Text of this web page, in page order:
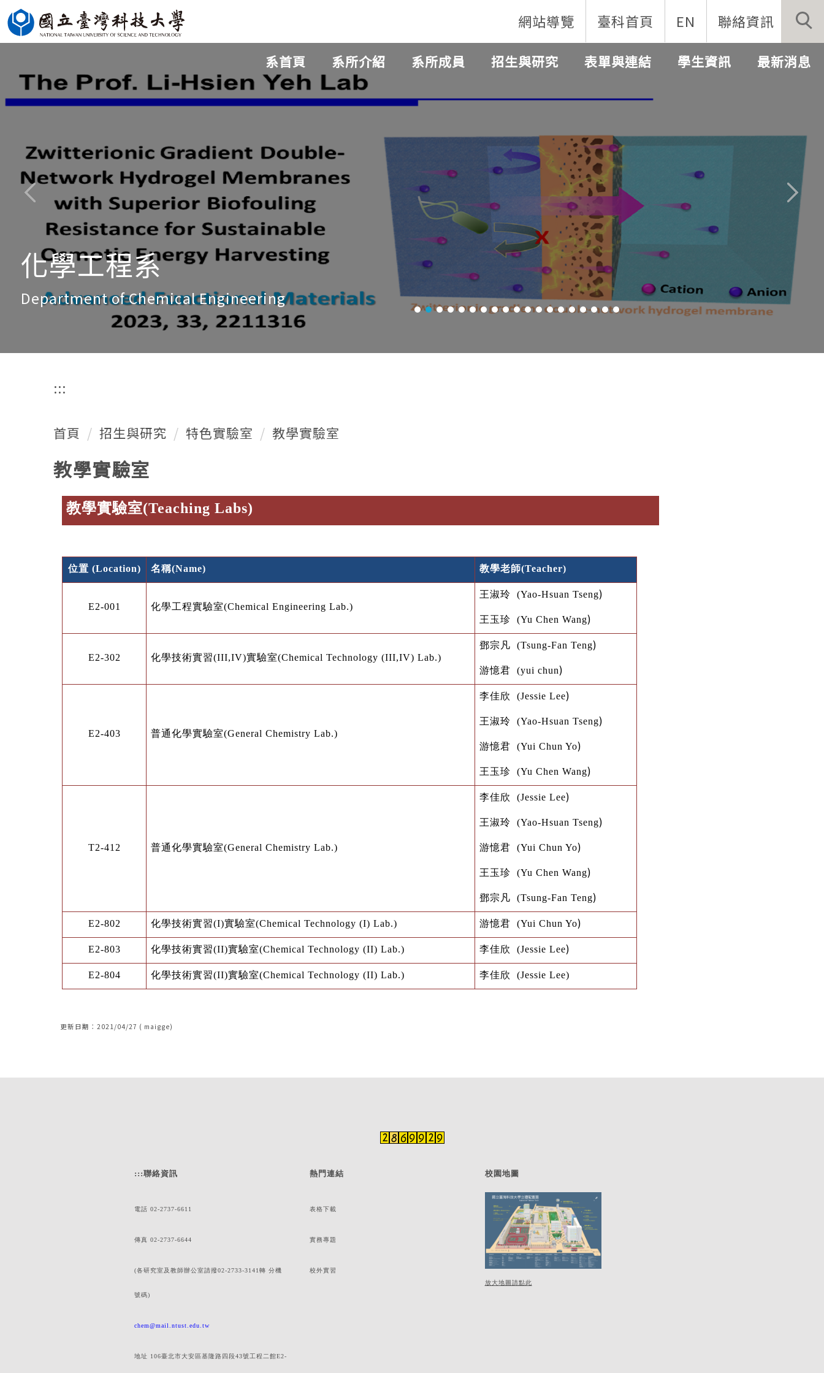
跳
到
容
網站導覽 臺科首頁 EN 聯絡資訊
系首頁 系所介紹 系所成員 招生與研究 表單與連結 學生資訊 最新消息
化學工程系
Department of Chemical Engineering
:::
首頁 招生與研究 特色實驗室 教學實驗室
教學實驗室
教學實驗室(Teaching Labs)
位置 (Location) 名稱(Name) 教學老師(Teacher)
E2-001 化學工程實驗室(Chemical Engineering Lab.)
王淑玲 (Yao-Hsuan Tseng)
王玉珍 (Yu Chen Wang)
E2-302 化學技術實習(III,IV)實驗室(Chemical Technology (III,IV) Lab.)
鄧宗凡 (Tsung-Fan Teng)
游憶君 (yui chun)
E2-403 普通化學實驗室(General Chemistry Lab.)
李佳欣 (Jessie Lee)
王淑玲 (Yao-Hsuan Tseng)
游憶君 (Yui Chun Yo)
王玉珍 (Yu Chen Wang)
T2-412 普通化學實驗室(General Chemistry Lab.)
李佳欣 (Jessie Lee)
王淑玲 (Yao-Hsuan Tseng)
游憶君 (Yui Chun Yo)
王玉珍 (Yu Chen Wang)
鄧宗凡 (Tsung-Fan Teng)
E2-802 化學技術實習(I)實驗室(Chemical Technology (I) Lab.) 游憶君 (Yui Chun Yo)
E2-803 化學技術實習(II)實驗室(Chemical Technology (II) Lab.) 李佳欣 (Jessie Lee)
E2-804 化學技術實習(II)實驗室(Chemical Technology (II) Lab.) 李佳欣 (Jessie Lee)
更新日期：2021/04/27 ( maigge)
:::聯絡資訊
電話 02-2737-6611
傳真 02-2737-6644
(各研究室及教師辦公室請撥02-2733-3141轉 分機
號碼)
chem@mail.ntust.edu.tw
地址 106臺北市大安區基隆路四段43號工程二館E2-
熱門連結
表格下載
實務專題
校外實習
校園地圖
放大地圖請點此